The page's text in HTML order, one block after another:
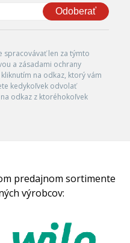
Odoberať
spracovávať len za týmto
a zásadami ochrany
na odkaz, ktorý vám
kedykoľvek odvolať
odkaz z ktoréhokoľvek
predajnom sortimente
výrobcov: